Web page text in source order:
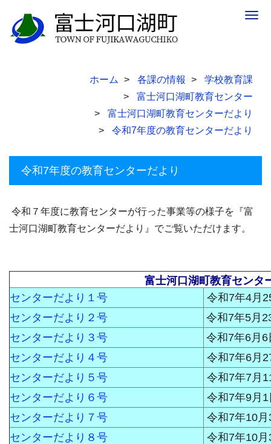
ホーム 各課の情報
学校教育課
富士河口湖町教育センター
富士河口湖町教育センターだより
令和7年度の教育センターだより
令和7年度の教育センターだより
令和７年度に教育センターが行った事業等の様子を『富
士河口湖町教育センターだより』でご覧いただけます。
富士河口湖町教育センタ
センターだより１号
令和7年4月
センターだより２号
令和7年5月
センターだより３号
令和7年6月6
センターだより４号
令和7年6月
センターだより５号
令和7年7月
センターだより６号
令和7年9月1
センターだより７号
令和7年10月
センターだより８号
令和7年10月